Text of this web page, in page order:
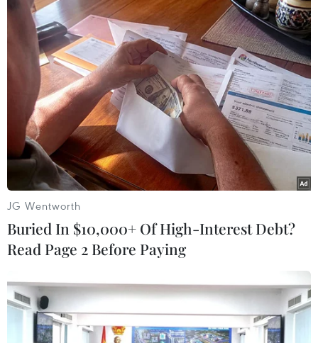
Khai mạc Hội nghị An ninh Munich lần
thứ 50 tại Đức
01/02/2014 04:22
Ngày 31/1, Hội nghị An ninh Munich lần thứ 50 đã khai
mạc tại thành phố Munich với sự tham dự của hơn 400
quan chức các nước.
JG Wentworth
Buried In $10,000+ Of High-Interest Debt?
Read Page 2 Before Paying